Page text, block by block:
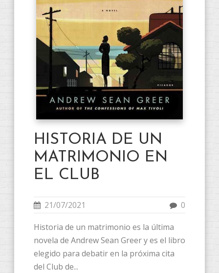
HISTORIA DE UN
MATRIMONIO EN
EL CLUB
21/07/2021 0
Historia de un matrimonio es la última
novela de Andrew Sean Greer y es el libro
elegido para debatir en la próxima cita
del Club de...